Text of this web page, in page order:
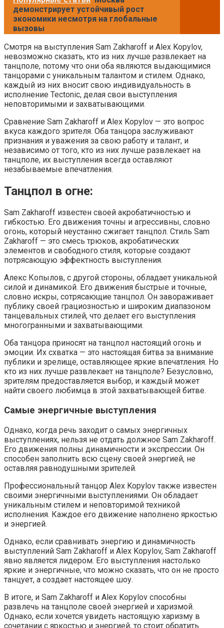
демонстрирует устойчивый рост
экономики несмотря на глобальные
вызовы
Смотря на выступления Sam Zakharoff и Alex Kopylov,
невозможно сказать, кто из них лучше развлекает на
танцполе, потому что они оба являются выдающимися
танцорами с уникальным талантом и стилем. Однако,
каждый из них вносит свою индивидуальность в
исполнение Tectonic, делая свои выступления
неповторимыми и захватывающими.
Сравнение Sam Zakharoff и Alex Kopylov — это вопрос
вкуса каждого зрителя. Оба танцора заслуживают
признания и уважения за свою работу и талант, и
независимо от того, кто из них лучше развлекает на
танцполе, их выступления всегда оставляют
незабываемые впечатления.
Танцпол в огне:
Sam Zakharoff известен своей акробатичностью и
гибкостью. Его движения точны и агрессивны, словно
огонь, который неустанно сжигает танцпол. Стиль Sam
Zakharoff — это смесь трюков, акробатических
элементов и свободного стиля, которые создают
потрясающую эффектность выступления.
Алекс Копылов, с другой стороны, обладает уникальной
силой и динамикой. Его движения быстрые и точные,
словно искры, сотрясающие танцпол. Он завораживает
публику своей грациозностью и широким диапазоном
танцевальных стилей, что делает его выступления
многогранными и захватывающими.
Оба танцора приносят на танцпол настоящий огонь и
эмоции. Их схватка — это настоящая битва за внимание
публики и зрелище, оставляющее яркие впечатления. Но
кто из них лучше развлекает на танцполе? Безусловно,
зрителям предоставляется выбор, и каждый может
найти своего любимца в этой захватывающей битве.
Самые энергичные выступления
Однако, когда речь заходит о самых энергичных
выступлениях, нельзя не отдать должное Sam Zakharoff.
Его движения полны динамичности и экспрессии. Он
способен заполнить всю сцену своей энергией, не
оставляя равнодушными зрителей.
Профессиональный танцор Alex Kopylov также известен
своими энергичными выступлениями. Он обладает
уникальным стилем и неповторимой техникой
исполнения. Каждое его движение наполнено яркостью
и энергией.
Однако, если сравнивать энергию и динамичность
выступлений Sam Zakharoff и Alex Kopylov, Sam Zakharoff
явно является лидером. Его выступления настолько
яркие и энергичные, что можно сказать, что он не просто
танцует, а создает настоящее шоу.
В итоге, и Sam Zakharoff и Alex Kopylov способны
развлечь на танцполе своей энергией и харизмой.
Однако, если хочется увидеть настоящую харизму в
сочетании с яркостью и энергией, то стоит обратить